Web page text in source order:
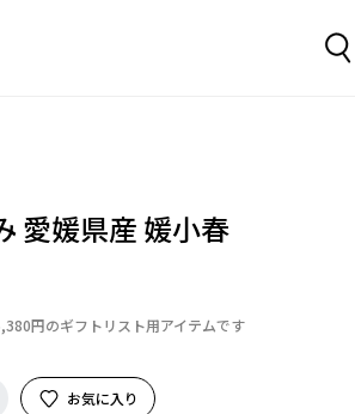
愛媛県産 媛小春
円のギフトリスト用アイテムです
お気に入り